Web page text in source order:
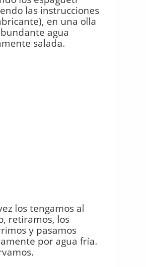
las instrucciones
en una olla
agua
salada.
los tengamos al
retiramos, los
y pasamos
por agua fría.